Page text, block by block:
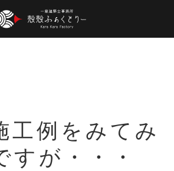
工例をみてみ
すが・・・